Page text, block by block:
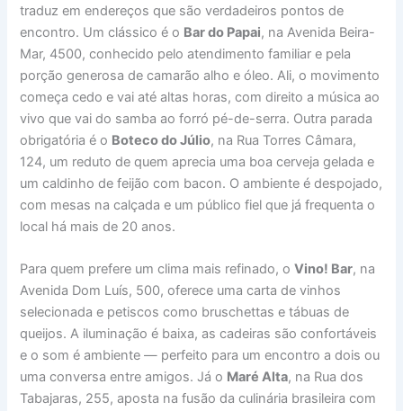
traduz em endereços que são verdadeiros pontos de
encontro. Um clássico é o Bar do Papai, na Avenida Beira-
Mar, 4500, conhecido pelo atendimento familiar e pela
porção generosa de camarão alho e óleo. Ali, o movimento
começa cedo e vai até altas horas, com direito a música ao
vivo que vai do samba ao forró pé-de-serra. Outra parada
obrigatória é o Boteco do Júlio, na Rua Torres Câmara,
124, um reduto de quem aprecia uma boa cerveja gelada e
um caldinho de feijão com bacon. O ambiente é despojado,
com mesas na calçada e um público fiel que já frequenta o
local há mais de 20 anos.
Para quem prefere um clima mais refinado, oVino! Bar, na
Avenida Dom Luís, 500, oferece uma carta de vinhos
selecionada e petiscos como bruschettas e tábuas de
queijos. A iluminação é baixa, as cadeiras são confortáveis
e o som é ambiente — perfeito para um encontro a dois ou
uma conversa entre amigos. Já o Maré Alta, na Rua dos
Tabajaras, 255, aposta na fusão da culinária brasileira com